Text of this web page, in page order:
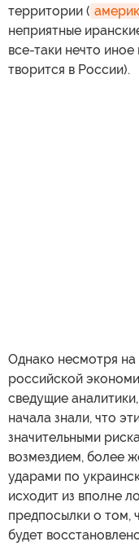
территории (
неприятные
все-таки нечто
творится в России).
Однако несмотря
российской
сведущие
начала знали, что
значительными
возмездием, более
ударами по
исходит из вполне
предпосылки о том,
будет